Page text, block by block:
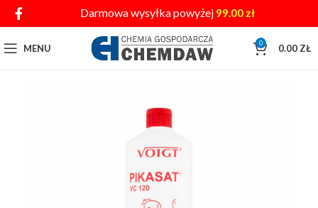
Darmowa wysyłka powyżej 99.00 zł
MENU 0 0.00 ZŁ